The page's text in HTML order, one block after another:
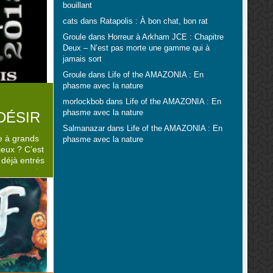
Of
plutôt ..
à grands
? C’est
entrés
année
vous.
se basant
bouillant
cats dans Ratapolis : À bon chat, bon rat
Grouledans Horreur à Arkham JCE : Chapitre
Deux – N’est pas morte une gamme qui à
jamais sort
Grouledans Life of the AMAZONIA : En
phasme avec la nature
morlockbobdans Life of the AMAZONIA : En
phasme avec la nature
Salmanazardans Life of the AMAZONIA : En
phasme avec la nature